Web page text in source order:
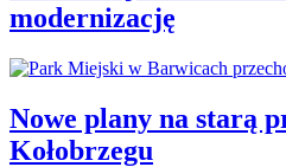
modernizację
Nowe plany na starą
Kołobrzegu